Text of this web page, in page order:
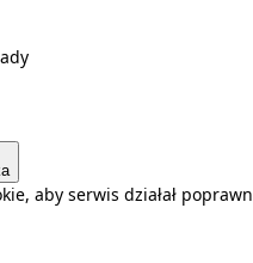
aby serwis działał